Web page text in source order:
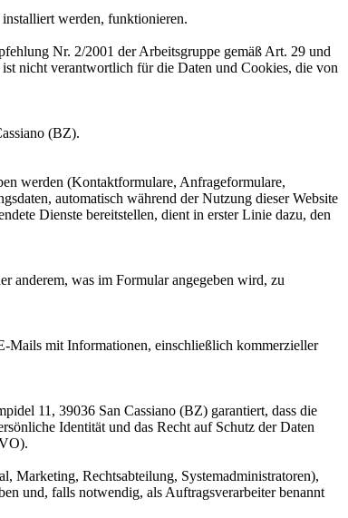
werden, funktionieren.
Nr. 2/2001 der Arbeitsgruppe gemäß Art. 29 und
nicht verantwortlich für die Daten und Cookies, die von
(BZ).
werden (Kontaktformulare, Anfrageformulare,
automatisch während der Nutzung dieser Website
Dienste bereitstellen, dient in erster Linie dazu, den
anderem, was im Formular angegeben wird, zu
Mails mit Informationen, einschließlich kommerzieller
11, 39036 San Cassiano (BZ) garantiert, dass die
Identität und das Recht auf Schutz der Daten
Marketing, Rechtsabteilung, Systemadministratoren),
und, falls notwendig, als Auftragsverarbeiter benannt